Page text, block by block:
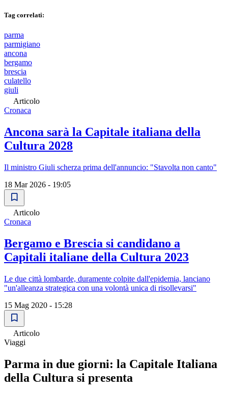
Tag correlati:
parma
parmigiano
ancona
bergamo
brescia
culatello
giuli
Articolo
Cronaca
Ancona sarà la Capitale italiana della
Cultura 2028
Il ministro Giuli scherza prima dell'annuncio: "Stavolta non canto"
18 Mar 2026 - 19:05
Articolo
Cronaca
Bergamo e Brescia si candidano a
Capitali italiane della Cultura 2023
Le due città lombarde, duramente colpite dall'epidemia, lanciano
"un'alleanza strategica con una volontà unica di risollevarsi"
15 Mag 2020 - 15:28
Articolo
Viaggi
Parma in due giorni: la Capitale Italiana
della Cultura si presenta